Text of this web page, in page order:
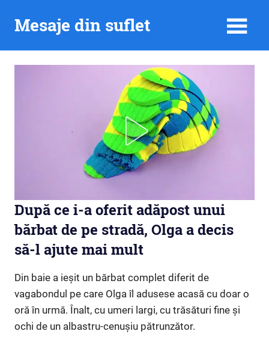
Mesaje din suflet
După ce i-a oferit adăpost unui
bărbat de pe stradă, Olga a decis
să-l ajute mai mult
Din baie a ieșit un bărbat complet diferit de
vagabondul pe care Olga îl adusese acasă cu doar o
oră în urmă. Înalt, cu umeri largi, cu trăsături fine și
ochi de un albastru-cenușiu pătrunzător.